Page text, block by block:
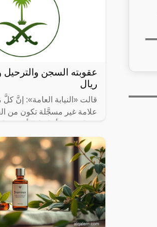
عقوبته السجن والترحيل
ريال
قالت «النيابة العامة»: إنَّ
علامة غير مسجَّلة تكون من
العام، أو الآداب العامة؛